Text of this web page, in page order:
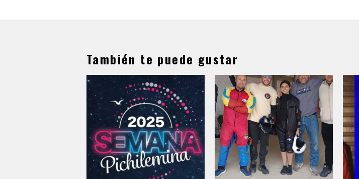
También te puede gustar